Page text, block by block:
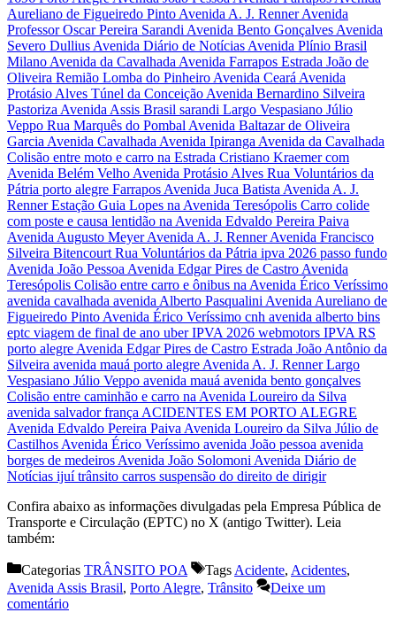
Confira abaixo as informações divulgadas pela Empresa Pública de
Transporte e Circulação (EPTC) no X (antigo Twitter). Leia
também:
Categorias TRÂNSITO POA Tags Acidente, Acidentes,
Avenida Assis Brasil, Porto Alegre, Trânsito
Deixe um
comentário